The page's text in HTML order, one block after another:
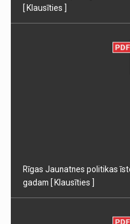
[ Klausīties ]
Rīgas Jaunatnes politikas
gadam [ Klausīties ]